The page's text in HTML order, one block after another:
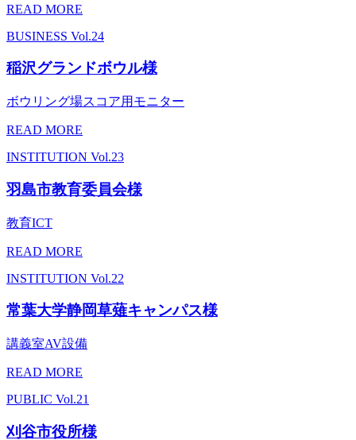
READ MORE
BUSINESS Vol.24
稲沢グランドボウル様
ボウリング場スコア用モニター
READ MORE
INSTITUTION Vol.23
羽島市教育委員会様
教育ICT
READ MORE
INSTITUTION Vol.22
常葉大学静岡草薙キャンパス様
講義室AV設備
READ MORE
PUBLIC Vol.21
刈谷市役所様